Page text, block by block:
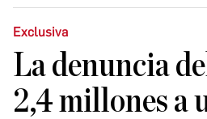
Exclusiva
La denuncia
2,4 millones a